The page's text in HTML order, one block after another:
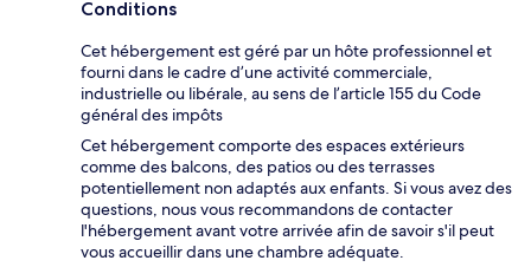
Conditions
Cet hébergement est géré par un hôte professionnel et
fourni dans le cadre d’une activité commerciale,
industrielle ou libérale, au sens de l’article 155 du Code
général des impôts
Cet hébergement comporte des espaces extérieurs
comme des balcons, des patios ou des terrasses
potentiellement non adaptés aux enfants. Si vous avez des
questions, nous vous recommandons de contacter
l'hébergement avant votre arrivée afin de savoir s'il peut
vous accueillir dans une chambre adéquate.